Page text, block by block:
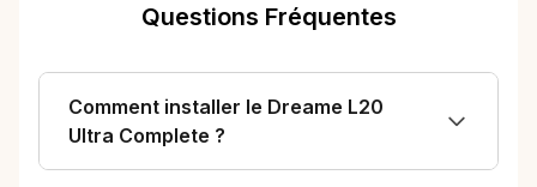
Questions Fréquentes
Comment installer le Dreame L20
Ultra Complete ?